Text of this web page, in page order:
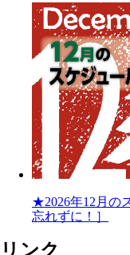
★2026年12月の
忘れずに！］
リンク